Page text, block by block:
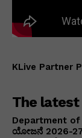
KLive Partner
The latest
Department
ಯೋಜನೆ 2026-27